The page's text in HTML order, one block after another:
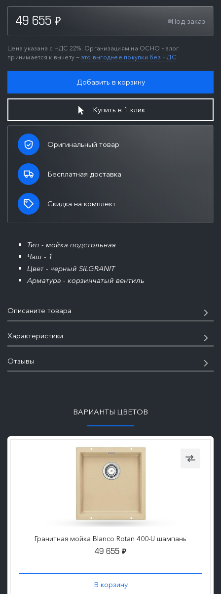
49 655 ₽ Под заказ
Цена указана с НДС 22%. Организациям на ОСНО налог
принимается к вычету — это выгоднее покупки без НДС
Добавить в корзину
Купить в 1 клик
Оригинальный товар
Бесплатная доставка
Скидка на комплект
Тип - мойка подстольная
Чаш - 1
Цвет - черный SILGRANIT
Арматура - корзинчатый вентиль
Описаните товара
Характеристики
Отзывы
ВАРИАНТЫ ЦВЕТОВ
Гранитная мойка Blanco Rotan 400-U шампань
49 655 ₽